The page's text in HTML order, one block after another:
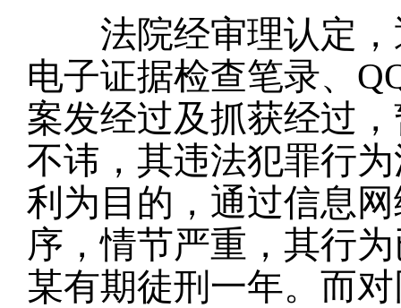
法院经审理认定，
电子证据检查笔录、
案发经过及抓获经过
不讳，其违法犯罪行
利为目的，通过信息
序，情节严重，其行
某有期徒刑一年。而